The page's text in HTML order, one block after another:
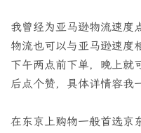
我曾经为亚马逊物流速度
物流也可以与亚马逊速度
下午两点前下单，晚上就
后点个赞，具体详情容我
在东京上购物一般首选京